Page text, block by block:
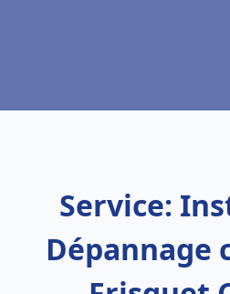
Service:
Dépannage